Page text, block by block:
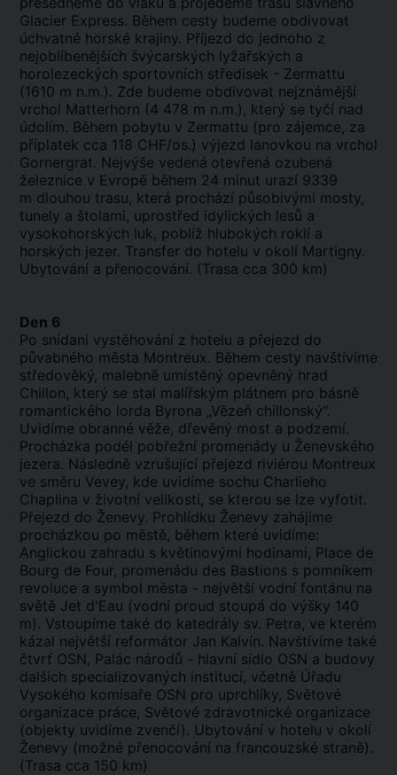
Glacier Express. Během cesty budeme obdivovat
úchvatné horské krajiny. Příjezd do jednoho z
nejoblíbenějších švýcarských lyžařských a
horolezeckých sportovních středisek - Zermattu
(1610 m n.m.). Zde budeme obdivovat nejznámější
vrchol Matterhorn (4 478 m n.m.), který se tyčí nad
údolím. Během pobytu v Zermattu (pro zájemce, za
příplatek cca 118 CHF/os.) výjezd lanovkou na vrchol
Gornergrat. Nejvýše vedená otevřená ozubená
železnice v Evropě během 24 minut urazí 9339
m dlouhou trasu, která prochází působivými mosty,
tunely a štolami , uprostřed idylických lesů a
vysokohorských luk, poblíž hlubokých roklí a
horských jezer. Transfer do hotelu v okolí Martigny.
Ubytování a přenocování. (Trasa cca 300 km)
Den 6
Po snídani vystěhování z hotelu a přejezd do
půvabného města Montreux. Během cesty navštívíme
středověký, malebně umístěný opevněný hrad
Chillon, který se stal malířským plátnem pro básně
romantického lorda Byrona „Vězeň chillonský“.
Uvidíme obranné věže, dřevěný most a podzemí.
Procházka podél pobřežní promenády u Ženevského
jezera. Následně vzrušující přejezd riviérou Montreux
ve směru Vevey, kde uvidíme sochu Charlieho
Chaplina v životní velikosti, se kterou se lze vyfotit.
Přejezd do Ženevy. Prohlídku Ženevy zahájíme
procházkou po městě, během které uvidíme:
Anglickou zahradu s květinovými hodinami, Place de
Bourg de Four, promenádu des Bastions s pomníkem
revoluce a symbol města - největší vodní fontánu na
světě Jet d'Eau (vodní proud stoupá do výšky 140
m). Vstoupíme také do katedrály sv. Petra, ve kterém
kázal největší reformátor Jan Kalvín. Navštívíme také
čtvrť OSN, Palác národů - hlavní sídlo OSN a budovy
dalších specializovaných institucí, včetně Úřadu
Vysokého komisaře OSN pro uprchlíky, Světové
organizace práce, Světové zdravotnické organizace
(objekty uvidíme zvenčí). Ubytování v hotelu v okolí
Ženevy (možné přenocování na francouzské straně).
(Trasa cca 150 km)